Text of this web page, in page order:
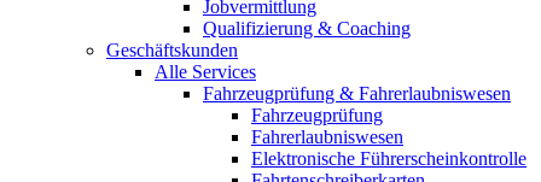
Jobvermittlung
Qualifizierung & Coaching
Geschäftskunden
Alle Services
Fahrzeugprüfung & Fahrerlaubniswesen
Fahrzeugprüfung
Fahrerlaubniswesen
Elektronische Führerscheinkontrolle